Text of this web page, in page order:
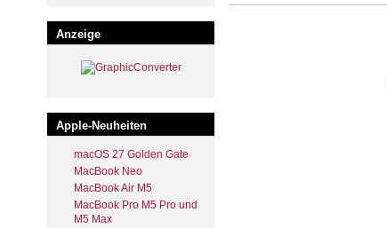
Anzeige
Apple-Neuheiten
macOS 27 Golden Gate
MacBook Neo
MacBook Air M5
MacBook Pro M5 Pro und
M5 Max